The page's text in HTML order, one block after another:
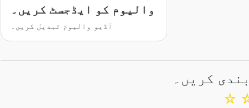
والیوم کو ایڈجسٹ کریں۔
آڈیو والیوم تبدیل کریں۔
کریں۔
☆